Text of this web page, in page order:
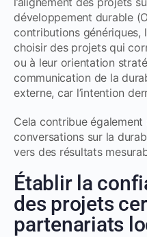
développement durable
contributions génériques,
choisir des projets qui
ou à leur orientation
communication de la
externe, car l’intention
Cela contribue
conversations sur la
vers des résultats
Établir la
des projets
partenariats